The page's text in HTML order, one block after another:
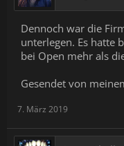
Dennoch war die
unterlegen. Es hatte
bei Open mehr als
Gesendet von
7. März 2019